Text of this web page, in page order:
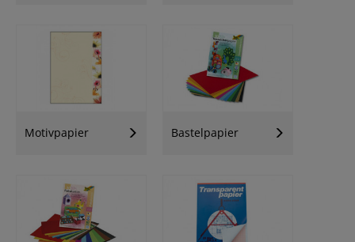
Motivpapier Bastelpapier